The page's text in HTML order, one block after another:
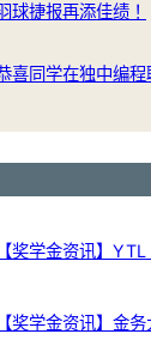
球捷报再添佳绩！
喜同学在独中编
【奖学金资讯】
【奖学金资讯】金